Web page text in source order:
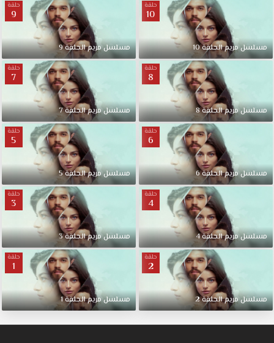
حلقة
10
مسلسل مريم الحلقة 10
حلقة
9
مسلسل مريم الحلقة 9
حلقة
8
مسلسل مريم الحلقة 8
حلقة
7
مسلسل مريم الحلقة 7
حلقة
6
مسلسل مريم الحلقة 6
حلقة
5
مسلسل مريم الحلقة 5
حلقة
4
مسلسل مريم الحلقة 4
حلقة
3
مسلسل مريم الحلقة 3
حلقة
2
مسلسل مريم الحلقة 2
حلقة
1
مسلسل مريم الحلقة 1